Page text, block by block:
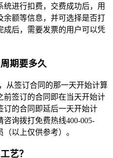
进行扣费，交费成功后，用
余额等信息，并可选择是否打
成后，需要发票的用户可以凭
期要多久
从签订合同的那一天开始计算
前签订的合同即在当天开始计
订的合同即延后一天开始计
询拨打免费热线400-005-
以上仅供参考）。
艺？